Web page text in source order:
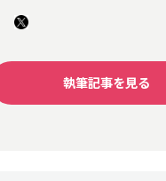
執筆記事を見る